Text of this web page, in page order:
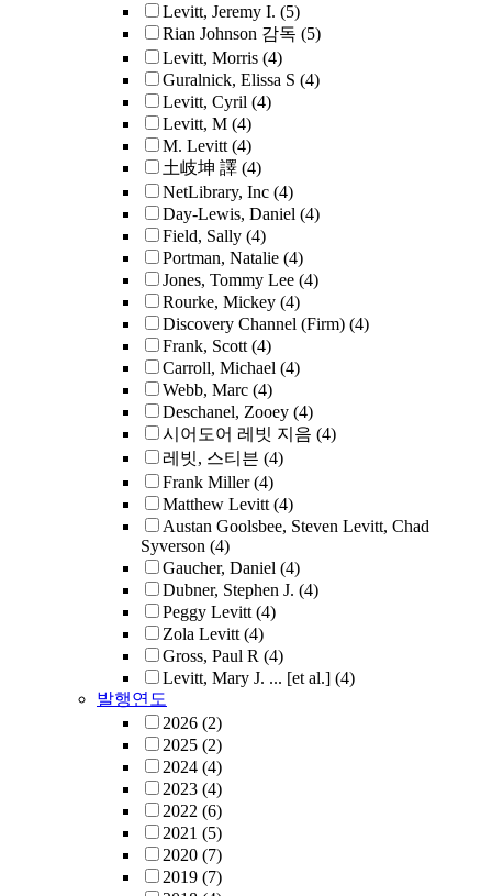
Levitt, Jeremy I. (5)
Rian Johnson 감독 (5)
Levitt, Morris (4)
Guralnick, Elissa S (4)
Levitt, Cyril (4)
Levitt, M (4)
M. Levitt (4)
土岐坤 譯 (4)
NetLibrary, Inc (4)
Day-Lewis, Daniel (4)
Field, Sally (4)
Portman, Natalie (4)
Jones, Tommy Lee (4)
Rourke, Mickey (4)
Discovery Channel (Firm) (4)
Frank, Scott (4)
Carroll, Michael (4)
Webb, Marc (4)
Deschanel, Zooey (4)
시어도어 레빗 지음 (4)
레빗, 스티븐 (4)
Frank Miller (4)
Matthew Levitt (4)
Austan Goolsbee, Steven Levitt, Chad
Syverson (4)
Gaucher, Daniel (4)
Dubner, Stephen J. (4)
Peggy Levitt (4)
Zola Levitt (4)
Gross, Paul R (4)
Levitt, Mary J. ... [et al.] (4)
발행연도
2026 (2)
2025 (2)
2024 (4)
2023 (4)
2022 (6)
2021 (5)
2020 (7)
2019 (7)